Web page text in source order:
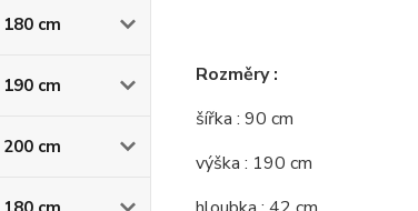
cm
cm
cm
Rozměry :
šířka : 90 cm
výška : 190 cm